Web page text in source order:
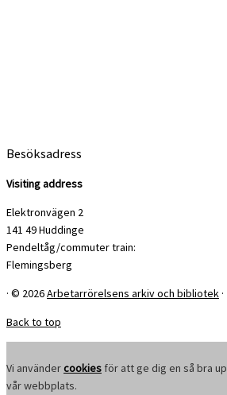
Besöksadress
Visiting address
Elektronvägen 2
141 49 Huddinge
Pendeltåg/commuter train:
Flemingsberg
· © 2026Arbetarrörelsens arkiv och bibliotek ·
Back to top
Vi användercookies för att ge dig en så bra
vår webbplats.